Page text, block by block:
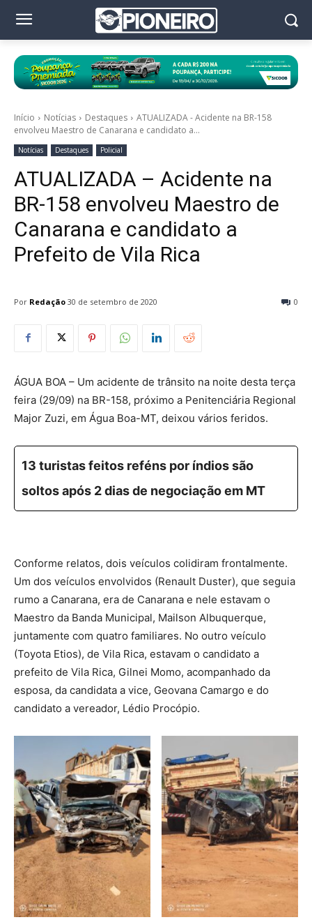
Início Notícias Destaques
ATUALIZADA - Acidente na BR-158
envolveu Maestro de Canarana e candidato a...
Notícias Destaques Policial
ATUALIZADA – Acidente na
BR-158 envolveu Maestro de
Canarana e candidato a
Prefeito de Vila Rica
Por Redação 0
30 de setembro de 2020
ÁGUA BOA – Um acidente de trânsito na noite desta terça
feira (29/09) na BR-158, próximo a Penitenciária Regional
Major Zuzi, em Água Boa-MT, deixou vários feridos.
13 turistas feitos reféns por índios são
soltos após 2 dias de negociação em MT
Conforme relatos, dois veículos colidiram frontalmente.
Um dos veículos envolvidos (Renault Duster), que seguia
rumo a Canarana, era de Canarana e nele estavam o
Maestro da Banda Municipal, Mailson Albuquerque,
juntamente com quatro familiares. No outro veículo
(Toyota Etios), de Vila Rica, estavam o candidato a
prefeito de Vila Rica, Gilnei Momo, acompanhado da
esposa, da candidata a vice, Geovana Camargo e do
candidato a vereador, Lédio Procópio.